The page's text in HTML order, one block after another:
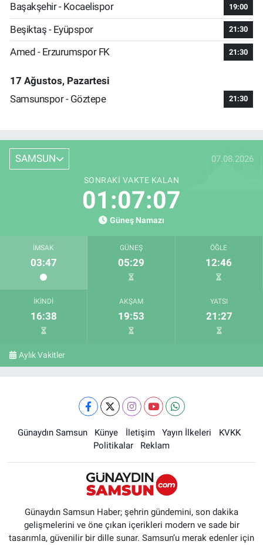
Başakşehir - Kocaelispor
19:00
Beşiktaş - Eyüpspor 21:30
Amed - Erzurumspor FK 21:30
17 Ağustos, Pazartesi
Samsunspor - Göztepe
21:30
SAMSUN 07.08.2026
SONRAKI VAKTE KALAN
01:07:06
Güneş Namazı
İMSAK
03:47
GÜNEŞ
05:29
ÖĞLE
12:46
İKINDI
16:38
AKŞAM
19:53
YATSI
21:27
Aylık Vakitler
Günaydın Samsun Künye İletişim Yayın İlkeleri
KVKK
Politikalar
Reklam
Günaydın Samsun Haber; şehrin gündemini, son dakika
gelişmelerini ve öne çıkan içerikleri modern ve sade bir
tasarımla, güvenilir bir dille sunar. Samsun’u merak edenler için